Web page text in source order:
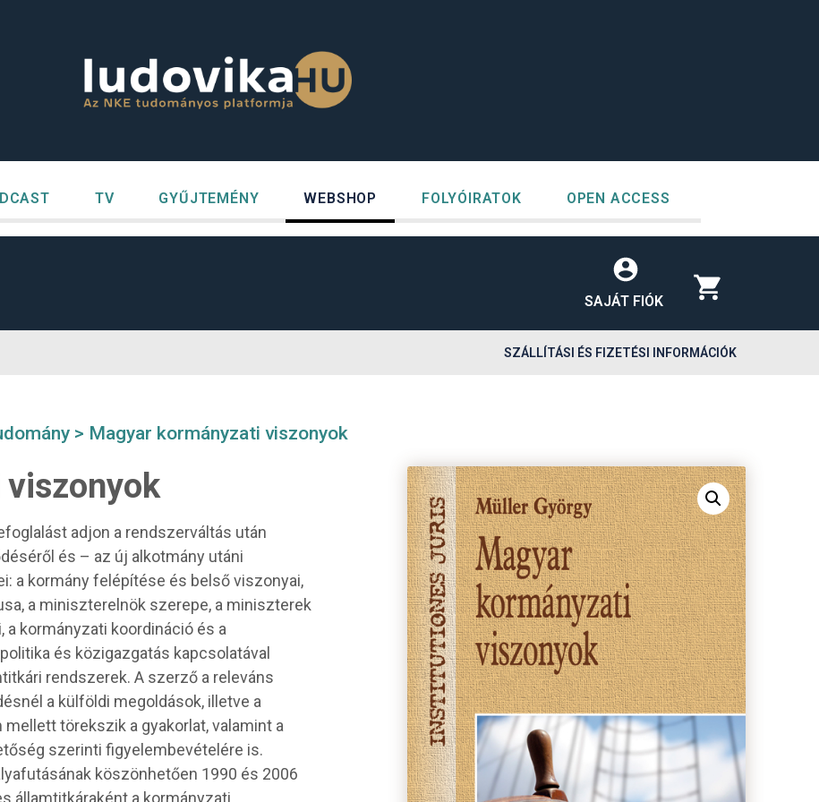
TV GYŰJTEMÉNY WEBSHOP FOLYÓIRATOK OPEN ACCESS
SAJÁT FIÓK
SZÁLLÍTÁSI ÉS FIZETÉSI INFORMÁCIÓK
> Magyar kormányzati viszonyok
adjon a rendszerváltás után
és – az új alkotmány utáni
a kormány felépítése és belső viszonyai,
a miniszterelnök szerepe, a miniszterek
kormányzati koordináció és a
és közigazgatás kapcsolatával
rendszerek. A szerző a releváns
a külföldi megoldások, illetve a
törekszik a gyakorlat, valamint a
szerinti figyelembevételére is.
köszönhetően 1990 és 2006
államtitkáraként a kormányzati